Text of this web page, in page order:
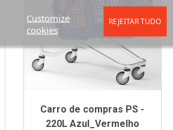
Carro de compras PS -
220L Azul_Vermelho
Customize
cookies
REJEITAR TUDO